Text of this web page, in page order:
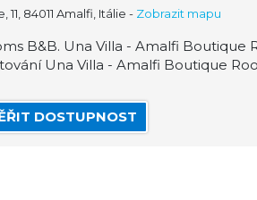
84011 Amalfi, Itálie - Zobrazit mapu
B&B. Una Villa - Amalfi
Una Villa - Amalfi Boutique
DOSTUPNOST